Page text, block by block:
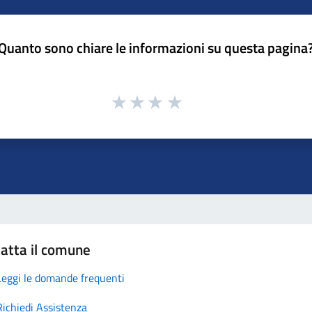
sono chiare le informazioni su questa
il comune
le domande frequenti
Assistenza